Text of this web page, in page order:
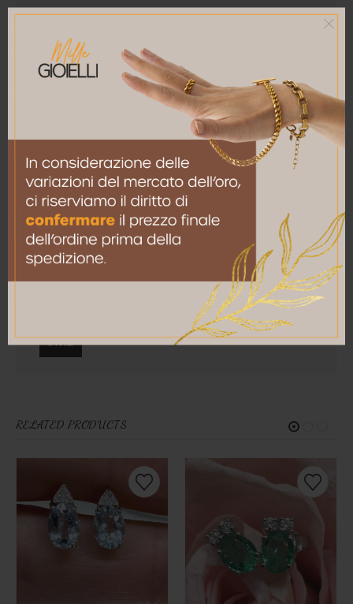
La tua recensione*
Nome
Email*
Salva il mio nome, email e sito web in questo
browser per la prossima volta che commento.
RELATED PRODUCTS